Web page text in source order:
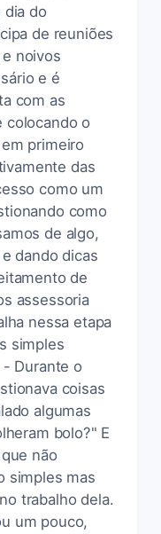
dia do
de reuniões
noivos
e é
com as
colocando o
primeiro
das
como um
como
de algo,
dando dicas
de
assessoria
nessa etapa
simples
Durante o
coisas
algumas
bolo?" E
não
simples mas
trabalho dela.
um pouco,